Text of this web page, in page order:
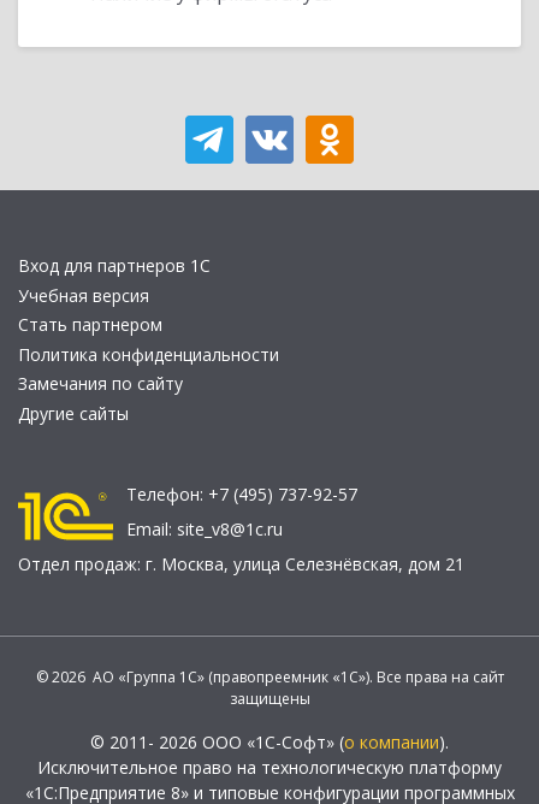
Вход для партнеров 1С
Учебная версия
Стать партнером
Политика конфиденциальности
Замечания по сайту
Другие сайты
Телефон: +7 (495) 737-92-57
Email: site_v8@1c.ru
Отдел продаж: г. Москва, улица Селезнёвская, дом 21
© 2026 АО «Группа 1С» (правопреемник «1С»). Все права на сайт
защищены
© 2011- 2026 ООО «1С-Софт» (о компании).
Исключительное право на технологическую платформу
«1С:Предприятие 8» и типовые конфигурации программных